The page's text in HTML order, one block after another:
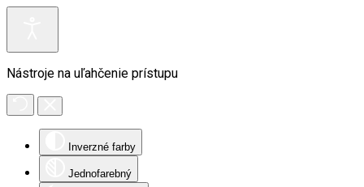
Nástroje na uľahčenie prístupu
Inverzné farby
Jednofarebný